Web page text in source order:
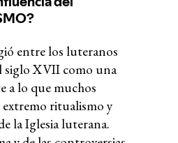
entre los luteranos
siglo XVII como una
a lo que muchos
ritualismo y
la Iglesia luterana.